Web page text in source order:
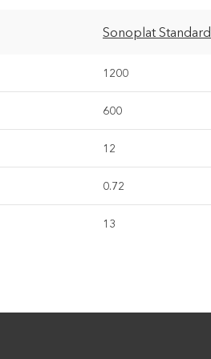
Sonoplat Standard
1200
600
12
0.72
13